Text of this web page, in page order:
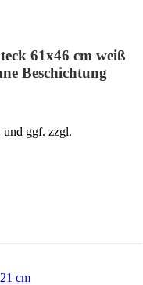
61x46 cm weiß
Beschichtung
ggf. zzgl.
cm